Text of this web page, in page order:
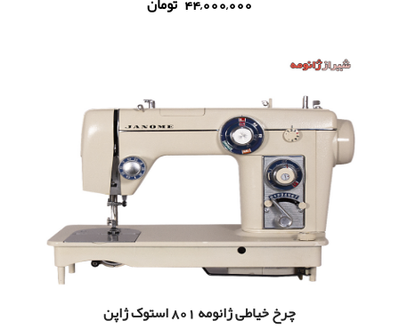
چرخ خیاطی ژانومه 801 استوک ژاپن